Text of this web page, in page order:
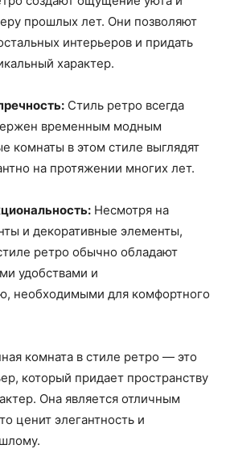
прошлых лет. Они позволяют
интерьеров и придать
характер.
Стиль ретро всегда
временным модным
комнаты в этом стиле выглядят
на протяжении многих лет.
Несмотря на
и декоративные элементы,
ретро обычно обладают
удобствами и
необходимыми для комфортного
комната в стиле ретро — это
который придает пространству
Она является отличным
ценит элегантность и